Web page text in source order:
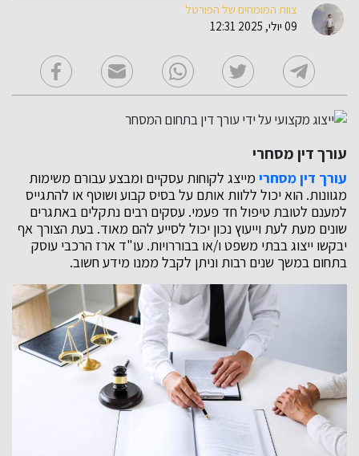
צוות המומחים של הפורטל
09 יולי, 2025 12:31
עורך דין מסחרי
עורך דין מסחרי מייצג לקוחות עסקיים ומבצע עבורם משימות
מגוונות. הוא יכול ללוות אותם על בסיס קבוע ושוטף או להתגייס
למענם לטובת טיפול חד פעמי. עסקים רבים נתקלים באתגרים
שונים מעת לעת וייעוץ נכון יכול לסייע להם מאוד. בעת הצורך אף
יבקשו ייצוג בבתי משפט ו/או בבוררויות. עו"ד ארז הרכבי עוסק
בתחום במשך שנים רבות וניתן לקבל ממנו מידע חשוב.